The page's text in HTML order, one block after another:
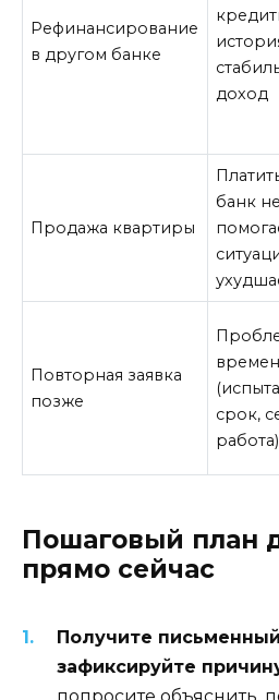
Рефинансирование
в другом банке
доход
Продажа квартиры
банк не
Повторная заявка
позже
срок,
работа)
Пошаговый план
прямо сейчас
Получите
зафиксируйте